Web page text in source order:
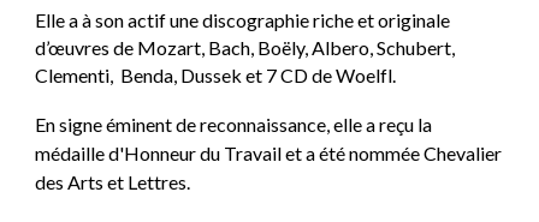
Elle a à son actif une discographie riche et originale
d’œuvres de Mozart, Bach, Boëly, Albero, Schubert,
Clementi, Benda, Dusseket 7 CDde Woelfl.
En signe éminent de reconnaissance, elle a reçu la
médaille d'Honneur du Travailet a été nomméeChevalier
des Arts et Lettres.